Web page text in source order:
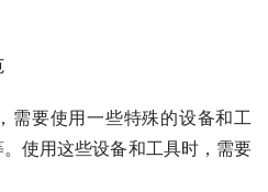
需要使用一些特殊的设备和工
使用这些设备和工具时，需要